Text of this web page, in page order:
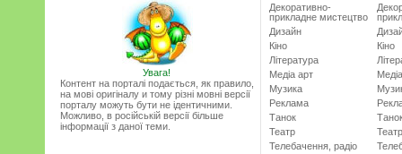
Увага!
Контент на порталі подається, як правило,
на мові оригіналу и тому різні мовні версії
порталу можуть бути не ідентичними.
Можливо, в російській версії більше
інформації з даної теми.
Декоративно-
прикладне мистецтво
Дизайн
Кіно
Література
Медіа арт
Музика
Реклама
Танок
Театр
Телебачення, радіо
Кіно
Театр